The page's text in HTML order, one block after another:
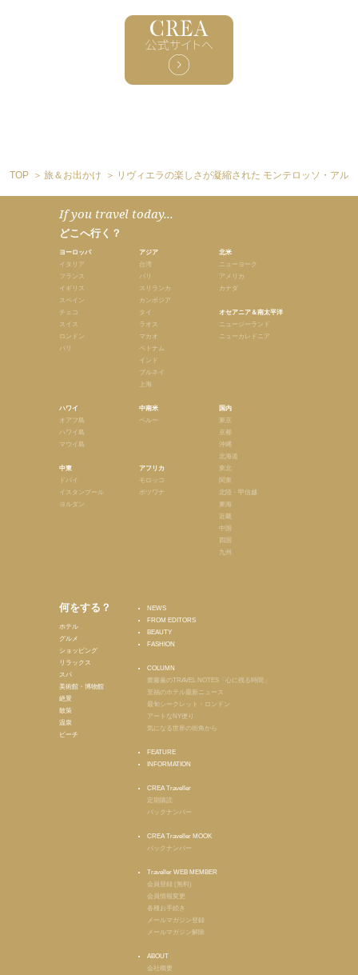
TOP 旅＆お出かけ リヴィエラの楽しさが凝縮された モンテロッソ・アル
If you travel today...
どこへ行く？
ヨーロッパ
イタリア
フランス
イギリス
スペイン
チェコ
スイス
ロンドン
パリ
ハワイ
オアフ島
ハワイ島
マウイ島
中東
ドバイ
イスタンブール
ヨルダン
アジア
台湾
バリ
スリランカ
カンボジア
タイ
ラオス
マカオ
ベトナム
インド
ブルネイ
上海
中南米
ペルー
アフリカ
モロッコ
ボツワナ
北米
ニューヨーク
アメリカ
カナダ
オセアニア＆南太平洋
ニュージーランド
ニューカレドニア
国内
東京
京都
沖縄
北海道
東北
関東
北陸・甲信越
東海
近畿
中国
四国
九州
何をする？
ホテル
グルメ
ショッピング
リラックス
スパ
美術館・博物館
絶景
散策
温泉
ビーチ
NEWS
FROM EDITORS
BEAUTY
FASHION
COLUMN
齋藤薫のTRAVEL NOTES「心に残る時間」
至福のホテル最新ニュース
最旬シークレット・ロンドン
アートなNY便り
気になる世界の街角から
FEATURE
INFORMATION
CREA Traveller
定期購読
バックナンバー
CREA Traveller MOOK
バックナンバー
Traveller WEB MEMBER
会員登録 (無料)
会員情報変更
各種お手続き
メールマガジン登録
メールマガジン解除
ABOUT
会社概要